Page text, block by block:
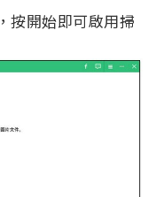
開始即可啟用掃